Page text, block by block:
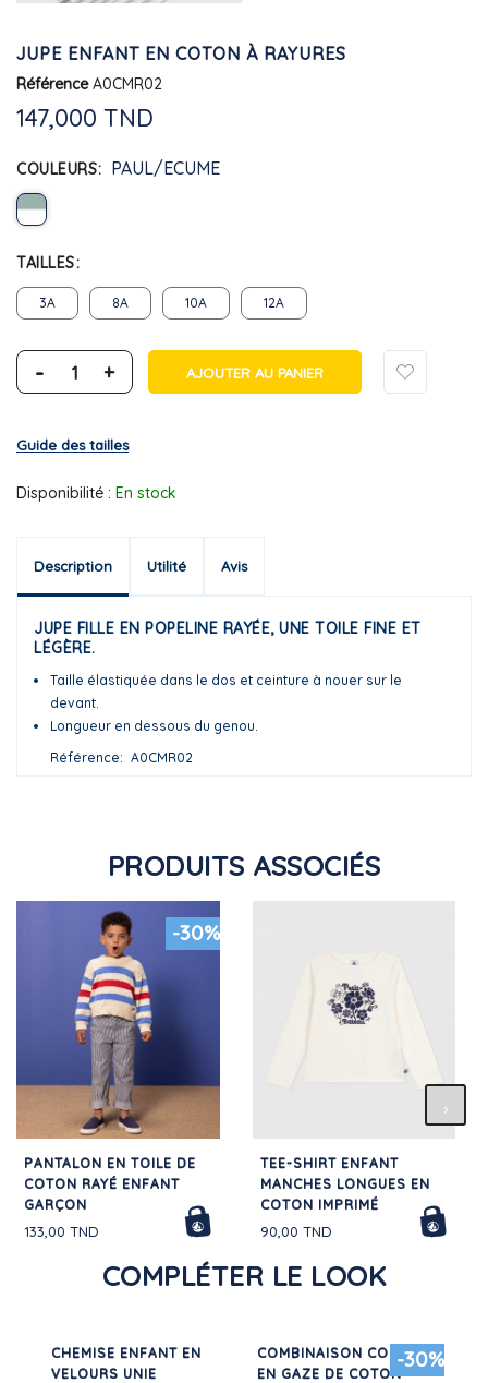
JUPE ENFANT EN COTON À RAYURES
Référence A0CMR02
147,000 TND
COULEURS PAUL/ECUME
TAILLES
3A 8A 10A 12A
- + AJOUTER AU PANIER
Guide des tailles
Disponibilité : En stock
Description Utilité Avis
JUPE FILLE EN POPELINE RAYÉE, UNE TOILE FINE ET
LÉGÈRE.
Taille élastiquée dans le dos et ceinture à nouer sur le
devant.
Longueur en dessous du genou.
Référence
A0CMR02
PRODUITS ASSOCIÉS
-30%
PANTALON EN TOILE DE
COTON RAYÉ ENFANT
GARÇON
133,00 TND
TEE-SHIRT ENFANT
MANCHES LONGUES EN
COTON IMPRIMÉ
90,00 TND
COMPLÉTER LE LOOK
CHEMISE ENFANT EN
VELOURS UNIE
-30%
COMBINAISON COURTE
EN GAZE DE COTON